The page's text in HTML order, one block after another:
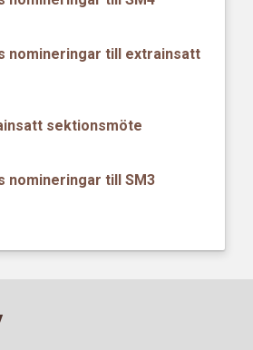
nomineringar till extrainsatt
sektionsmöte
nomineringar till SM3